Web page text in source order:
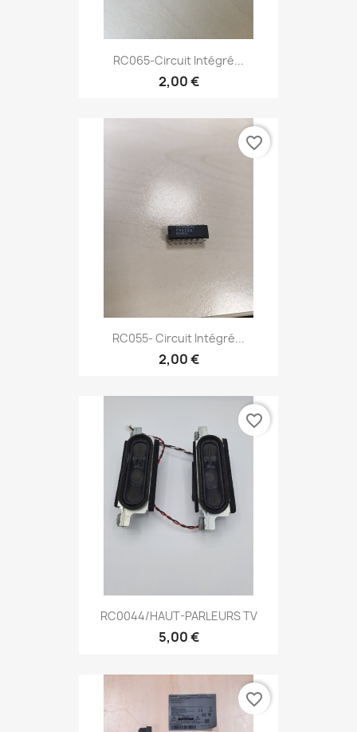
RC065-Circuit Intégré...
2,00 €
RC055- Circuit Intégré...
2,00 €
favorite_border
RC0044/HAUT-PARLEURS TV
5,00 €
favorite_border
favorite_border